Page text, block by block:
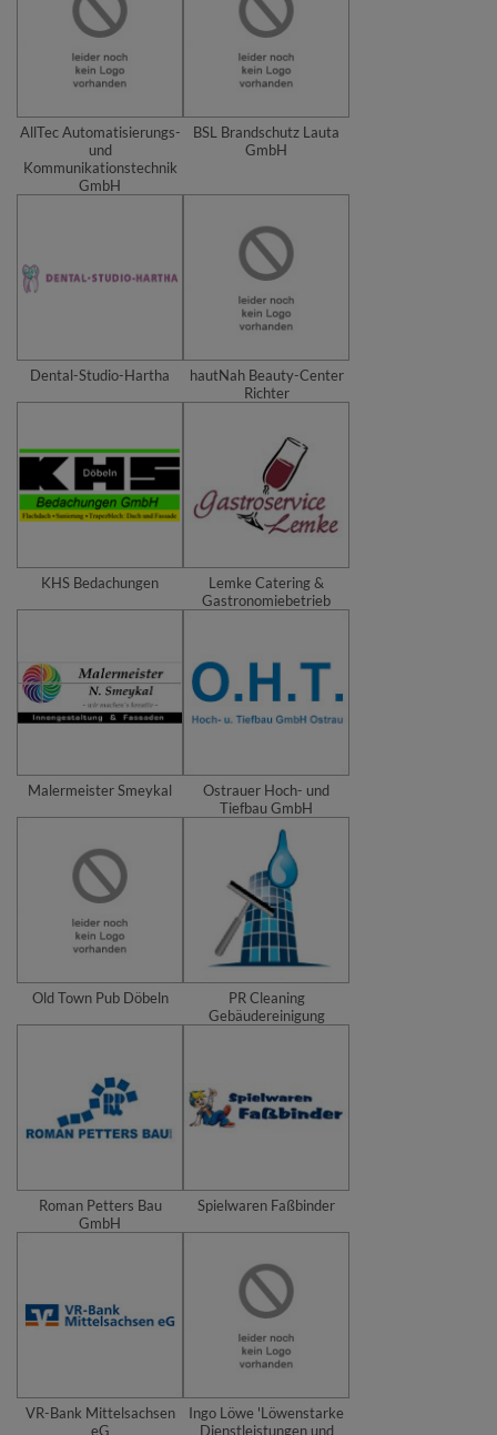
AllTec Automatisierungs-
und
Kommunikationstechnik
GmbH
BSL Brandschutz Lauta
GmbH
Dental-Studio-Hartha
hautNah Beauty-Center
Richter
KHS Bedachungen
Lemke Catering &
Gastronomiebetrieb
Malermeister Smeykal
Ostrauer Hoch- und
Tiefbau GmbH
Old Town Pub Döbeln
PR Cleaning
Gebäudereinigung
Roman Petters Bau
GmbH
Spielwaren Faßbinder
VR-Bank Mittelsachsen
eG
Ingo Löwe 'Löwenstarke
Dienstleistungen und